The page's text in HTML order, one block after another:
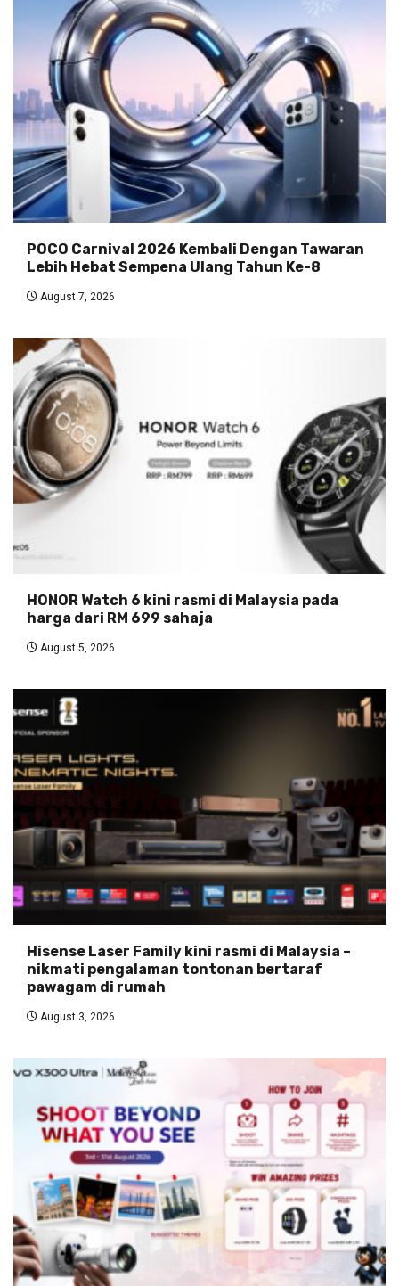
POCO Carnival 2026 Kembali Dengan Tawaran
Lebih Hebat Sempena Ulang Tahun Ke-8
August 7, 2026
HONOR Watch 6 kini rasmi di Malaysia pada
harga dari RM 699 sahaja
August 5, 2026
Hisense Laser Family kini rasmi di Malaysia –
nikmati pengalaman tontonan bertaraf
pawagam di rumah
August 3, 2026